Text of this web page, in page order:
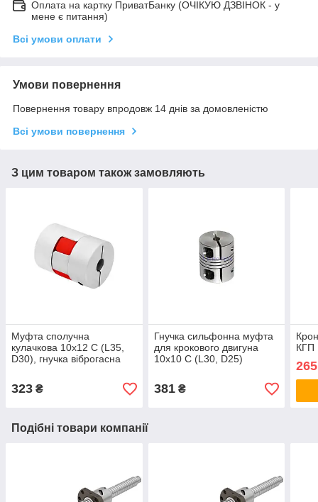
Оплата на картку ПриватБанку (ОЧІКУЮ ДЗВІНОК - у
мене є питання)
Всі умови оплати
Умови повернення
Повернення товару впродовж 14 днів за домовленістю
Всі умови повернення
З цим товаром також замовляють
Муфта сполучна
кулачкова 10х12 C (L35,
D30), гнучка віброгасна
еластоміром
323 ₴
Гнучка сильфонна муфта
для крокового двигуна
10х10 С (L30, D25)
381₴
КГП
265
Подібні товари компанії